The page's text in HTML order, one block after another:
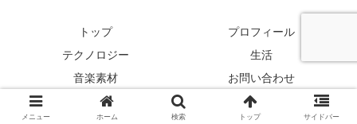
トップ
プロフィール
テクノロジー
生活
音楽素材
お問い合わせ
Copyright © 2019-2026 osakanav All Rights Reserved.
メニュー ホーム 検索 トップ サイドバー